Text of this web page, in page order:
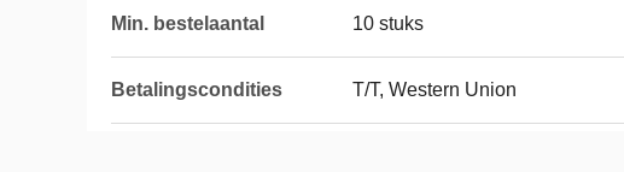
Min. bestelaantal 10 stuks
Betalingscondities T/T, Western Union